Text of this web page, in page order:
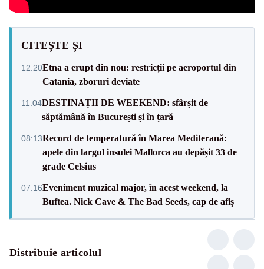
CITEȘTE ȘI
12:20Etna a erupt din nou: restricții pe aeroportul din
Catania, zboruri deviate
11:04DESTINAȚII DE WEEKEND: sfârșit de
săptămână în București și în țară
08:13Record de temperatură în Marea Mediterană:
apele din largul insulei Mallorca au depășit 33 de
grade Celsius
07:16Eveniment muzical major, în acest weekend, la
Buftea. Nick Cave & The Bad Seeds, cap de afiș
Distribuie articolul